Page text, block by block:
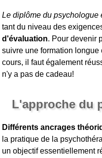
Le diplôme du psychologue
tant du niveau des
d'évaluation. Pour devenir
suivre une formation
cours, il faut également
n'y a pas de cadeau!
L'approche du
Différents ancrages
la pratique de la
un objectif essentiellement